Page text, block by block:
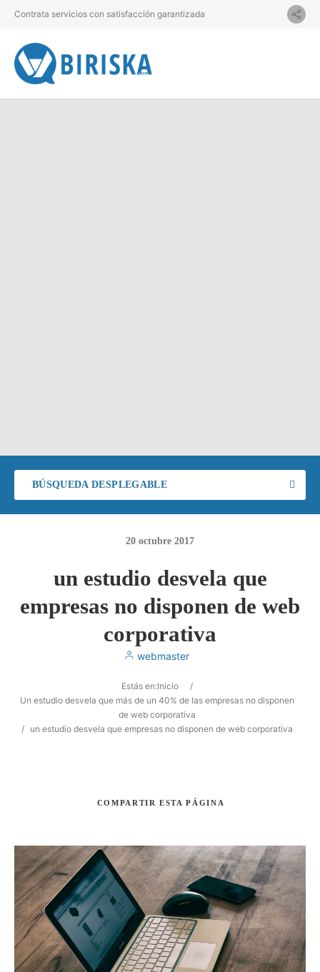
Contrata servicios con satisfacción garantizada
BÚSQUEDA DESPLEGABLE
20 octubre 2017
un estudio desvela que
empresas no disponen de web
corporativa
webmaster
Estás en:Inicio
/
Un estudio desvela que más de un 40% de las empresas no disponen
de web corporativa
/ un estudio desvela que empresas no disponen de web corporativa
COMPARTIR ESTA PÁGINA